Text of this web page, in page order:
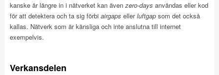
kanske är längre in i nätverket kan ävenzero-days användas eller kod
för att detektera och ta sig förbi airgaps ellerluftgap som det också
kallas. Nätverk som är känsliga och inte anslutna till internet
exempelvis.
Verkansdelen